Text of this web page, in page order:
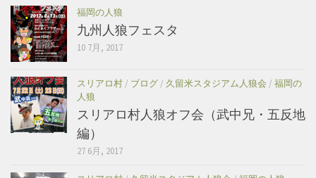
福岡の人狼
九州人狼フェスタ
10 7月, 2017
スリアロ村 / ブログ / 久留米スタジアム人狼会 / 福岡の
人狼
スリアロ村人狼オフ会（武中兄・五反地
編）
27 6月, 2017